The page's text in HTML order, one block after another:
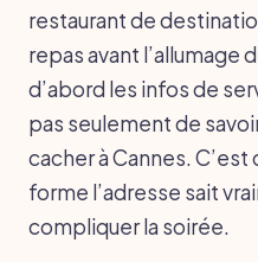
restaurant de
repas avant l’allumage
d’abord les infos de
pas seulement de
cacher à Cannes.
forme l’adresse sait
compliquer la soirée.